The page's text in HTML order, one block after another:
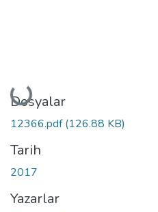
Yükleniyor...
Dosyalar
12366.pdf(126.88 KB)
Tarih
2017
Yazarlar